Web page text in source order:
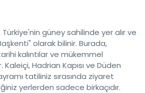
güney sahilinde yer alır ve
olarak bilinir. Burada,
kalıntılar ve mükemmel
Hadrian Kapısı ve Düden
tatiliniz sırasında ziyaret
yerlerden sadece birkaçıdır.